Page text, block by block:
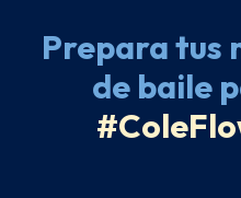
Prepara tus
de baile